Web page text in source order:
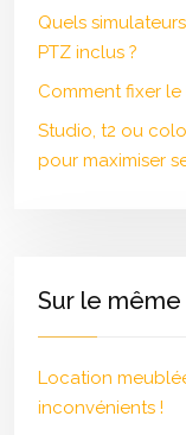
Quels
PTZ inclus ?
Comment fixer
Studio, t2 ou
pour maximiser
Sur le
Location
inconvénients !